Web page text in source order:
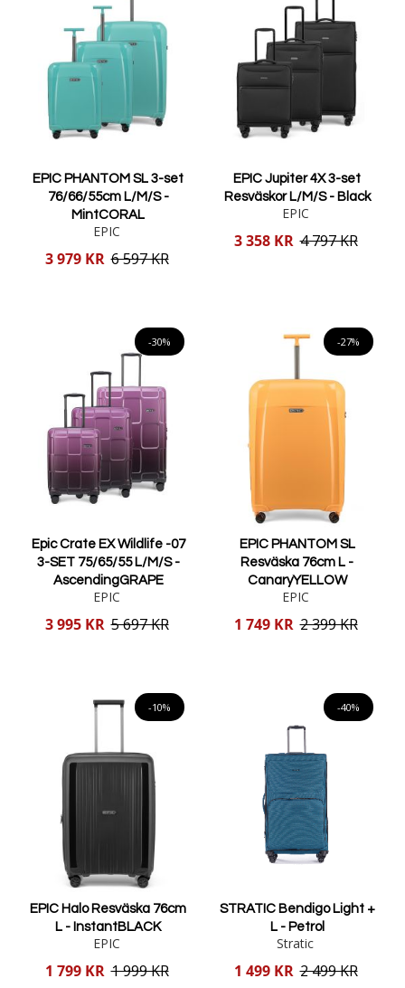
EPIC PHANTOM SL 3-set
76/66/55cm L/M/S -
MintCORAL
EPIC
Reducerat
3 979 KR 6 597 KR
EPIC Jupiter 4X 3-set
Resväskor L/M/S - Black
EPIC
Reducerat
3 358 KR 4 797 KR
-30%
Epic Crate EX Wildlife -07
3-SET 75/65/55 L/M/S -
AscendingGRAPE
EPIC
Reducerat
3 995 KR 5 697 KR
-27%
EPIC PHANTOM SL
Resväska 76cm L -
CanaryYELLOW
EPIC
Reducerat
1 749 KR 2 399 KR
-10%
EPIC Halo Resväska 76cm
L - InstantBLACK
EPIC
Reducerat
1 799 KR 1 999 KR
-40%
STRATIC Bendigo Light +
L - Petrol
Stratic
Reducerat
1 499 KR 2 499 KR